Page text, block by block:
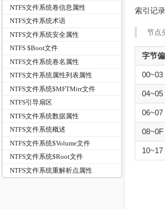
NTFS文件系统卷信息属性
NTFS文件系统术语
NTFS文件系统安全属性
NTFS $Boot文件
NTFS文件系统卷名属性
NTFS文件系统属性列表属性
NTFS文件系统$MFTMirr文件
NTFS引导扇区
NTFS文件系统数据属性
NTFS文件系统概述
NTFS文件系统$Volume文件
NTFS文件系统$Root文件
NTFS文件系统重解析点属性
索引记
节点
字节
00~03
04~05
06~07
08~0F
10~17